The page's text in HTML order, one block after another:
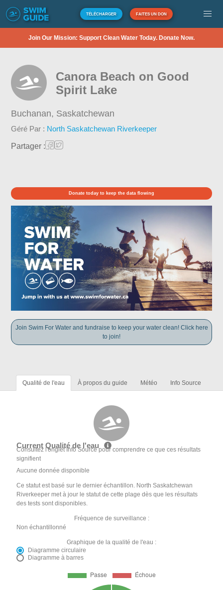
TÉLÉCHARGER FAITES UN DON
Join Our Mission: Support Clean Water Today. Donate Now.
Canora Beach on Good
Spirit Lake
Buchanan, Saskatchewan
Géré Par : North Saskatchewan Riverkeeper
Partager :
Donate today to keep the data flowing
Join Swim For Water and fundraise to keep your water clean! Click here
to join!
Qualité de l'eau À propos du guide Météo Info Source
Current Qualité de l'eau
Consultez l'onglet Info Source pour comprendre ce que ces résultats
signifient
Aucune donnée disponible
Ce statut est basé sur le dernier échantillon. North Saskatchewan
Riverkeeper met à jour le statut de cette plage dès que les résultats
des tests sont disponibles.
Fréquence de surveillance :
Non échantillonné
Graphique de la qualité de l'eau :
Diagramme circulaire
Diagramme à barres